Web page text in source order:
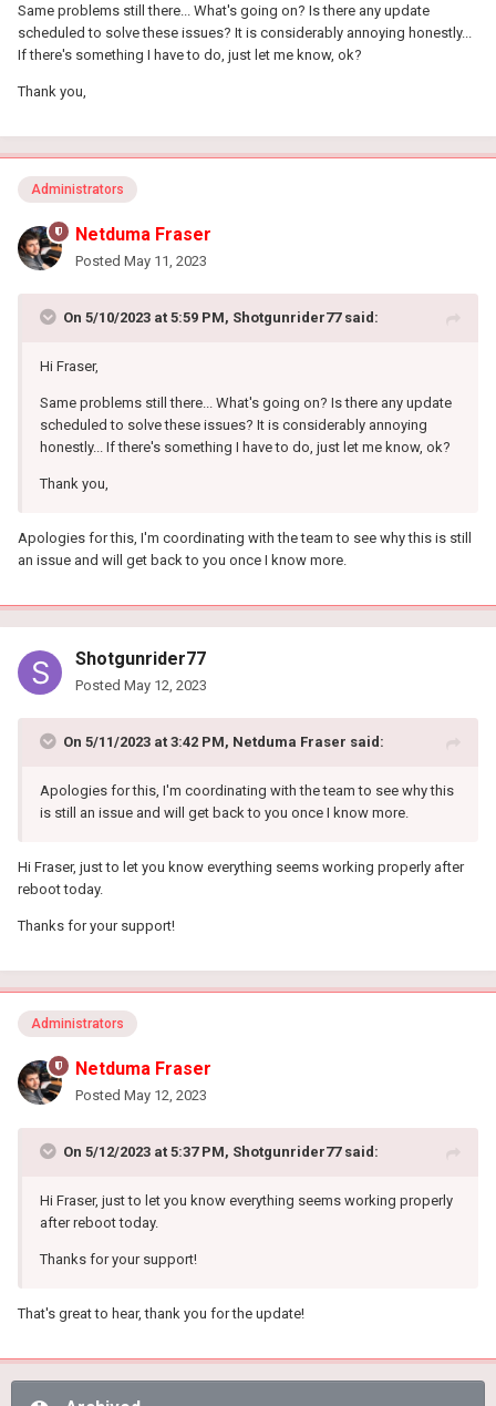
Same problems still there... What's going on? Is there any update
scheduled to solve these issues? It is considerably annoying honestly...
If there's something I have to do, just let me know, ok?
Thank you,
Administrators
Netduma Fraser
Posted May 11, 2023
On 5/10/2023 at 5:59 PM, Shotgunrider77said:
Hi Fraser,
Same problems still there... What's going on? Is there any update
scheduled to solve these issues? It is considerably annoying
honestly... If there's something I have to do, just let me know, ok?
Thank you,
Apologies for this, I'm coordinating with the team to see why this is still
an issue and will get back to you once I know more.
Shotgunrider77
Posted May 12, 2023
On 5/11/2023 at 3:42 PM, Netduma Fraser said:
Apologies for this, I'm coordinating with the team to see why this
is still an issue and will get back to you once I know more.
Hi Fraser, just to let you know everything seems working properly after
reboot today.
Thanks for your support!
Administrators
Netduma Fraser
Posted May 12, 2023
On 5/12/2023 at 5:37 PM, Shotgunrider77said:
Hi Fraser, just to let you know everything seems working properly
after reboot today.
Thanks for your support!
That's great to hear, thank you for the update!